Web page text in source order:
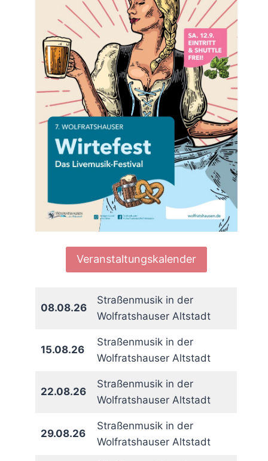
Veranstaltungskalender
08.08.26
Straßenmusik in der
Wolfratshauser Altstadt
15.08.26
Straßenmusik in der
Wolfratshauser Altstadt
22.08.26
Straßenmusik in der
Wolfratshauser Altstadt
29.08.26
Straßenmusik in der
Wolfratshauser Altstadt